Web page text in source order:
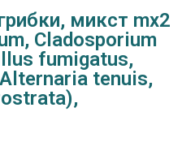
микст mx2
Cladosporium
fumigatus,
tenuis,